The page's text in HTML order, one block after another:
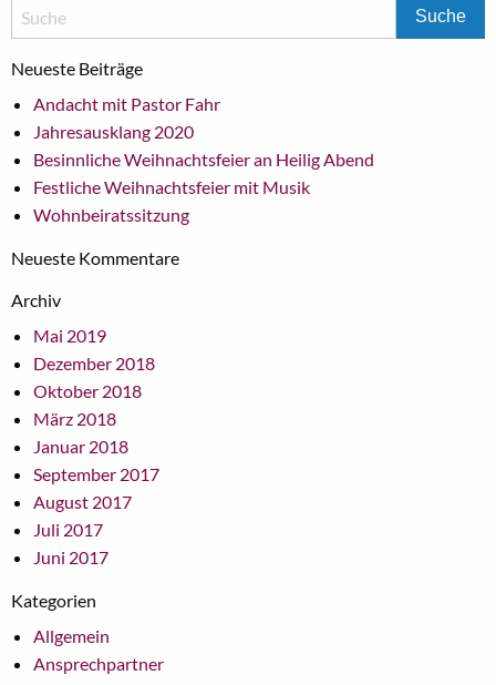
Neueste Beiträge
Andacht mit Pastor Fahr
Jahresausklang 2020
Besinnliche Weihnachtsfeier an Heilig Abend
Festliche Weihnachtsfeier mit Musik
Wohnbeiratssitzung
Neueste Kommentare
Archiv
Mai 2019
Dezember 2018
Oktober 2018
März 2018
Januar 2018
September 2017
August 2017
Juli 2017
Juni 2017
Kategorien
Allgemein
Ansprechpartner